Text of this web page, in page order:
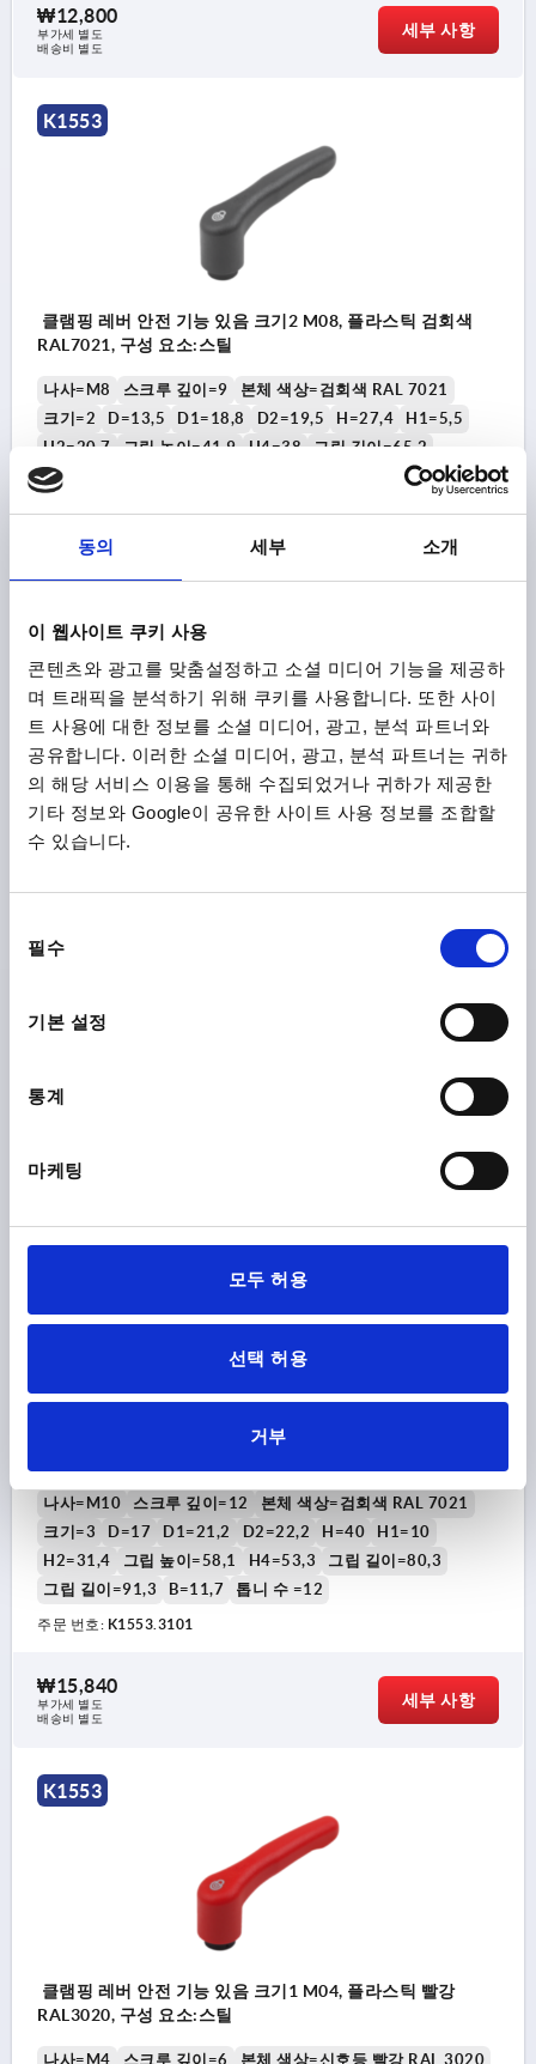
동의 세부 소개
이 웹사이트 쿠키 사용
콘텐츠와 광고를 맞춤설정하고 소셜 미디어 기능을 제공하
며 트래픽을 분석하기 위해 쿠키를 사용합니다. 또한 사이
트 사용에 대한 정보를 소셜 미디어, 광고, 분석 파트너와
공유합니다. 이러한 소셜 미디어, 광고, 분석 파트너는 귀하
의 해당 서비스 이용을 통해 수집되었거나 귀하가 제공한
기타 정보와 Google이 공유한 사이트 사용 정보를 조합할
수 있습니다.
필수
기본 설정
통계
마케팅
모두 허용
선택 허용
거부
₩12,800
부가세 별도
배송비 별도
세부 사항
K1553
클램핑 레버 안전 기능 있음 크기2 M08, 플라스틱 검회색
RAL7021, 구성 요소:스틸
나사=M8 스크루 깊이=9
본체 색상=검회색 RAL 7021
크기=2
D=13,5 D1=18,8 D2=19,5 H=27,4
H1=5,5
H2=20,7
그립 높이=41,9 H4=38
그립 길이=65,2
그립 길이=75
주문 번호:K1553.2081
세부 사항
K1553
나사=M8
본체 색상=검회색 RAL 7021
그립 길이=91,3
배송비 별도
K1553
클램핑 레버 안전 기능 있음 크기3 M10, 플라스틱 검회색
나사=M10 스크루 깊이=12
본체 색상=검회색 RAL 7021
크기=3
D=17 D1=21,2 D2=22,2 H=40
H1=10
H2=31,4
그립 높이=58,1 H4=53,3
그립 길이=80,3
그립 길이=91,3
B=11,7 톱니 수 =12
주문 번호: K1553.3101
₩15,840
부가세 별도
배송비 별도
세부 사항
K1553
클램핑 레버 안전 기능 있음 크기1 M04, 플라스틱 빨강
RAL3020, 구성 요소:스틸
나사=M4 스크루 깊이=6 본체 색상=신호등 빨강 RAL 3020